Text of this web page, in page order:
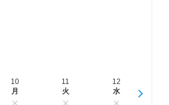
10
月
11
火
12
水